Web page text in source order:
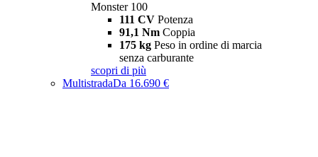
Monster 100
111 CV Potenza
91,1 Nm Coppia
175 kg Peso in ordine di marcia
senza carburante
scopri di più
MultistradaDa 16.690 €